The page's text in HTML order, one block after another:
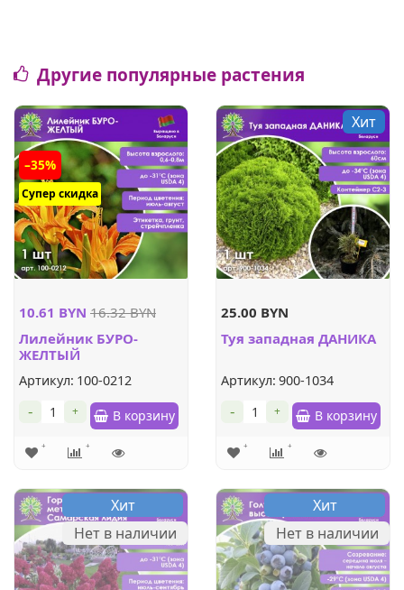
Другие популярные растения
–35%
Супер скидка
10.61 BYN 16.32 BYN
Лилейник БУРО-
ЖЕЛТЫЙ
Артикул: 100-0212
+
- В корзину
Хит
25.00 BYN
Туя западная ДАНИКА
Артикул: 900-1034
+
- В корзину
Хит
Нет в наличии
Хит
Нет в наличии